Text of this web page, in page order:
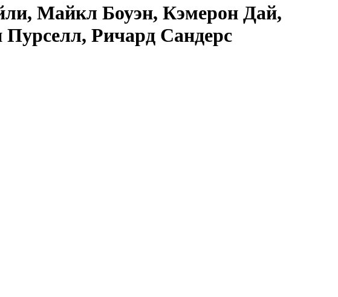
Майкл Боуэн, Кэмерон Дай,
Ричард Сандерс